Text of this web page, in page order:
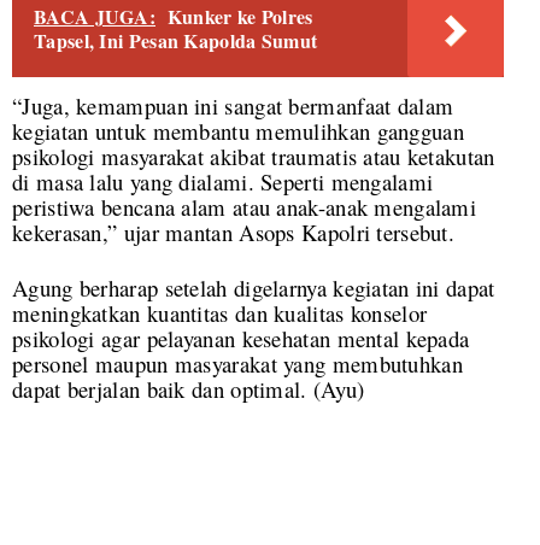
BACA JUGA: Kunker ke Polres
Tapsel, Ini Pesan Kapolda Sumut
“Juga, kemampuan ini sangat bermanfaat dalam
kegiatan untuk membantu memulihkan gangguan
psikologi masyarakat akibat traumatis atau ketakutan
di masa lalu yang dialami. Seperti mengalami
peristiwa bencana alam atau anak-anak mengalami
kekerasan,” ujar mantan Asops Kapolri tersebut.
Agung berharap setelah digelarnya kegiatan ini dapat
meningkatkan kuantitas dan kualitas konselor
psikologi agar pelayanan kesehatan mental kepada
personel maupun masyarakat yang membutuhkan
dapat berjalan baik dan optimal. (Ayu)